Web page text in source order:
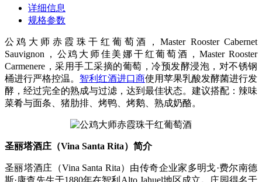
详细信息
规格参数
公鸡大师赤霞珠干红葡萄酒，Master Rooster Cabernet
Sauvignon，公鸡大师佳美娜干红葡萄酒，Master Rooster
Carmenere，采用手工采摘的葡萄，冷预发酵浸泡，对不锈钢
桶进行严格控温。 智利红酒进口商使用苹果乳酸发酵菌进行发
酵，经过完全的熟成与过滤，达到最佳状态。建议搭配：辣味
菜肴与面条、猪肋排、烤鸭、烤鹅、熟成奶酪。
圣丽塔酒庄（Vina Santa Rita）简介
圣丽塔酒庄（Vina Santa Rita）由传奇企业家多明戈·费尔南德